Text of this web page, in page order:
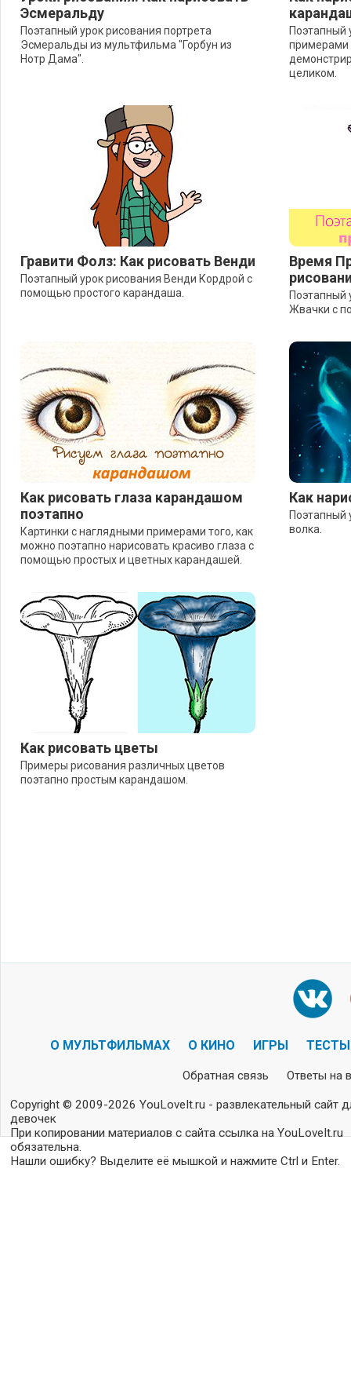
Эсмеральду
Поэтапный урок рисования портрета
Эсмеральды из мультфильма "Горбун из
Нотр Дама".
Поэтапный
примерами
целиком.
Гравити Фолз: Как рисовать Венди
Поэтапный урок рисования Венди Кордрой с
помощью простого карандаша.
Время
Поэтапный
Жвачки с
Как рисовать глаза карандашом
поэтапно
Картинки с наглядными примерами того, как
можно поэтапно нарисовать красиво глаза с
помощью простых и цветных карандашей.
Как
Поэтапный
волка.
Как рисовать цветы
Примеры рисования различных цветов
поэтапно простым карандашом.
О МУЛЬТФИЛЬМАХ О КИНО ИГРЫ ТЕСТЫ
Обратная связь Ответы на
Copyright © 2009-2026 YouLoveIt.ru - развлекательный сайт
девочек
При копировании материалов с сайта ссылка на YouLoveIt.ru
обязательна.
Нашли ошибку? Выделите её мышкой и нажмите Ctrl и Enter.